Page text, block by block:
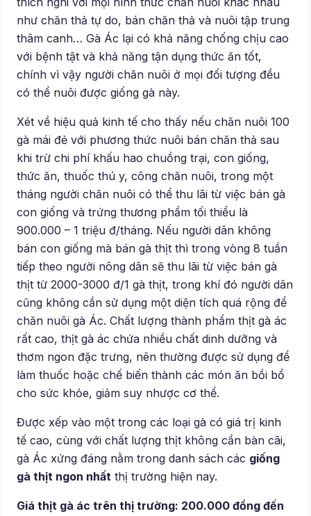
như chăn thả tự do, bán chăn thả và nuôi tập trung
thâm canh… Gà Ác lại có khả năng chống chịu cao
với bệnh tật và khả năng tận dụng thức ăn tốt,
chính vì vậy người chăn nuôi ở mọi đối tượng đều
có thể nuôi được giống gà này.
Xét về hiệu quả kinh tế cho thấy nếu chăn nuôi 100
gà mái đẻ với phương thức nuôi bán chăn thả sau
khi trừ chi phí khấu hao chuồng trại, con giống,
thức ăn, thuốc thú y, công chăn nuôi, trong một
tháng người chăn nuôi có thể thu lãi từ việc bán gà
con giống và trứng thương phẩm tối thiểu là
900.000 – 1 triệu đ/tháng. Nếu người dân không
bán con giống mà bán gà thịt thì trong vòng 8 tuần
tiếp theo người nông dân sẽ thu lãi từ việc bán gà
thịt từ 2000-3000 đ/1 gà thịt, trong khí đó người dân
cũng không cần sử dụng một diện tích quá rộng để
chăn nuôi gà Ác. Chất lượng thành phẩm thịt gà ác
rất cao, thịt gà ác chứa nhiều chất dinh dưỡng và
thơm ngon đặc trưng, nên thường được sử dụng để
làm thuốc hoặc chế biến thành các món ăn bồi bổ
cho sức khỏe, giảm suy nhược cơ thể.
Được xếp vào một trong các loại gà có giá trị kinh
tế cao, cùng với chất lượng thịt không cần bàn cãi,
gà Ác xứng đáng nằm trong danh sách các giống
gà thịt ngon nhất thị trường hiện nay.
Giá thịt gà ác trên thị trường: 200.000 đồng đến